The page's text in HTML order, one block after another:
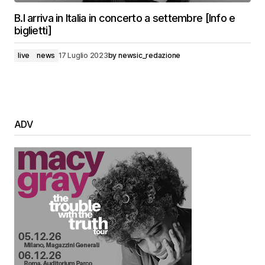
B.I arriva in Italia in concerto a settembre [Info e
biglietti]
live news 17 Luglio 2023by newsic_redazione
ADV